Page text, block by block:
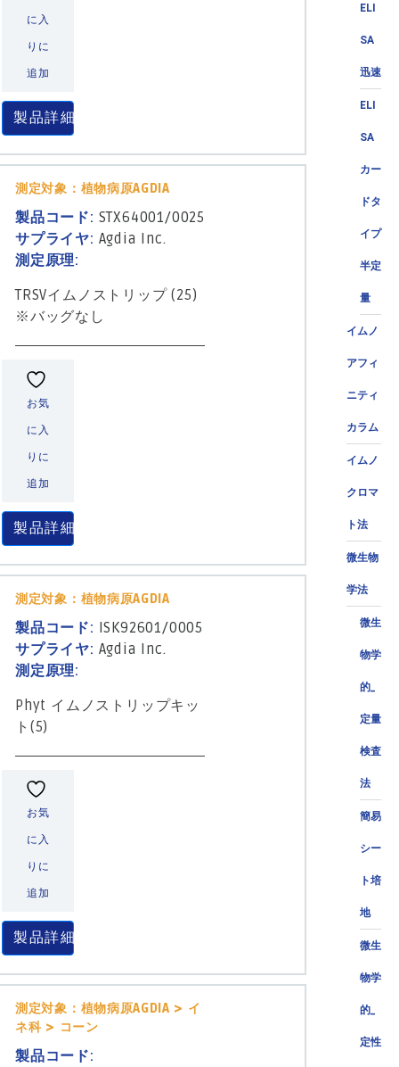
ELI
SA
迅速
ELI
SA
カー
ドタ
イプ
半定
量
イムノ
アフィ
ニティ
カラム
イムノ
クロマ
ト法
微生物
学法
微生
物学
的_
定量
検査
法
簡易
シー
ト培
地
微生
物学
的_
定性
に入
りに
追加
製品詳細
測定対象：植物病原AGDIA
製品コード: STX64001/0025
サプライヤ: Agdia Inc.
測定原理:
TRSVイムノストリップ (25)
※バッグなし
お気
に入
りに
追加
製品詳細
測定対象：植物病原AGDIA
製品コード: ISK92601/0005
サプライヤ: Agdia Inc.
測定原理:
Phyt イムノストリップキッ
ト(5)
お気
に入
りに
追加
製品詳細
測定対象：植物病原AGDIA > イ
ネ科 > コーン
製品コード: